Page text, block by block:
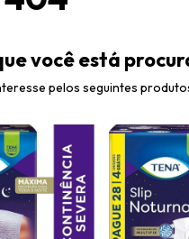
você está
pelos seguintes